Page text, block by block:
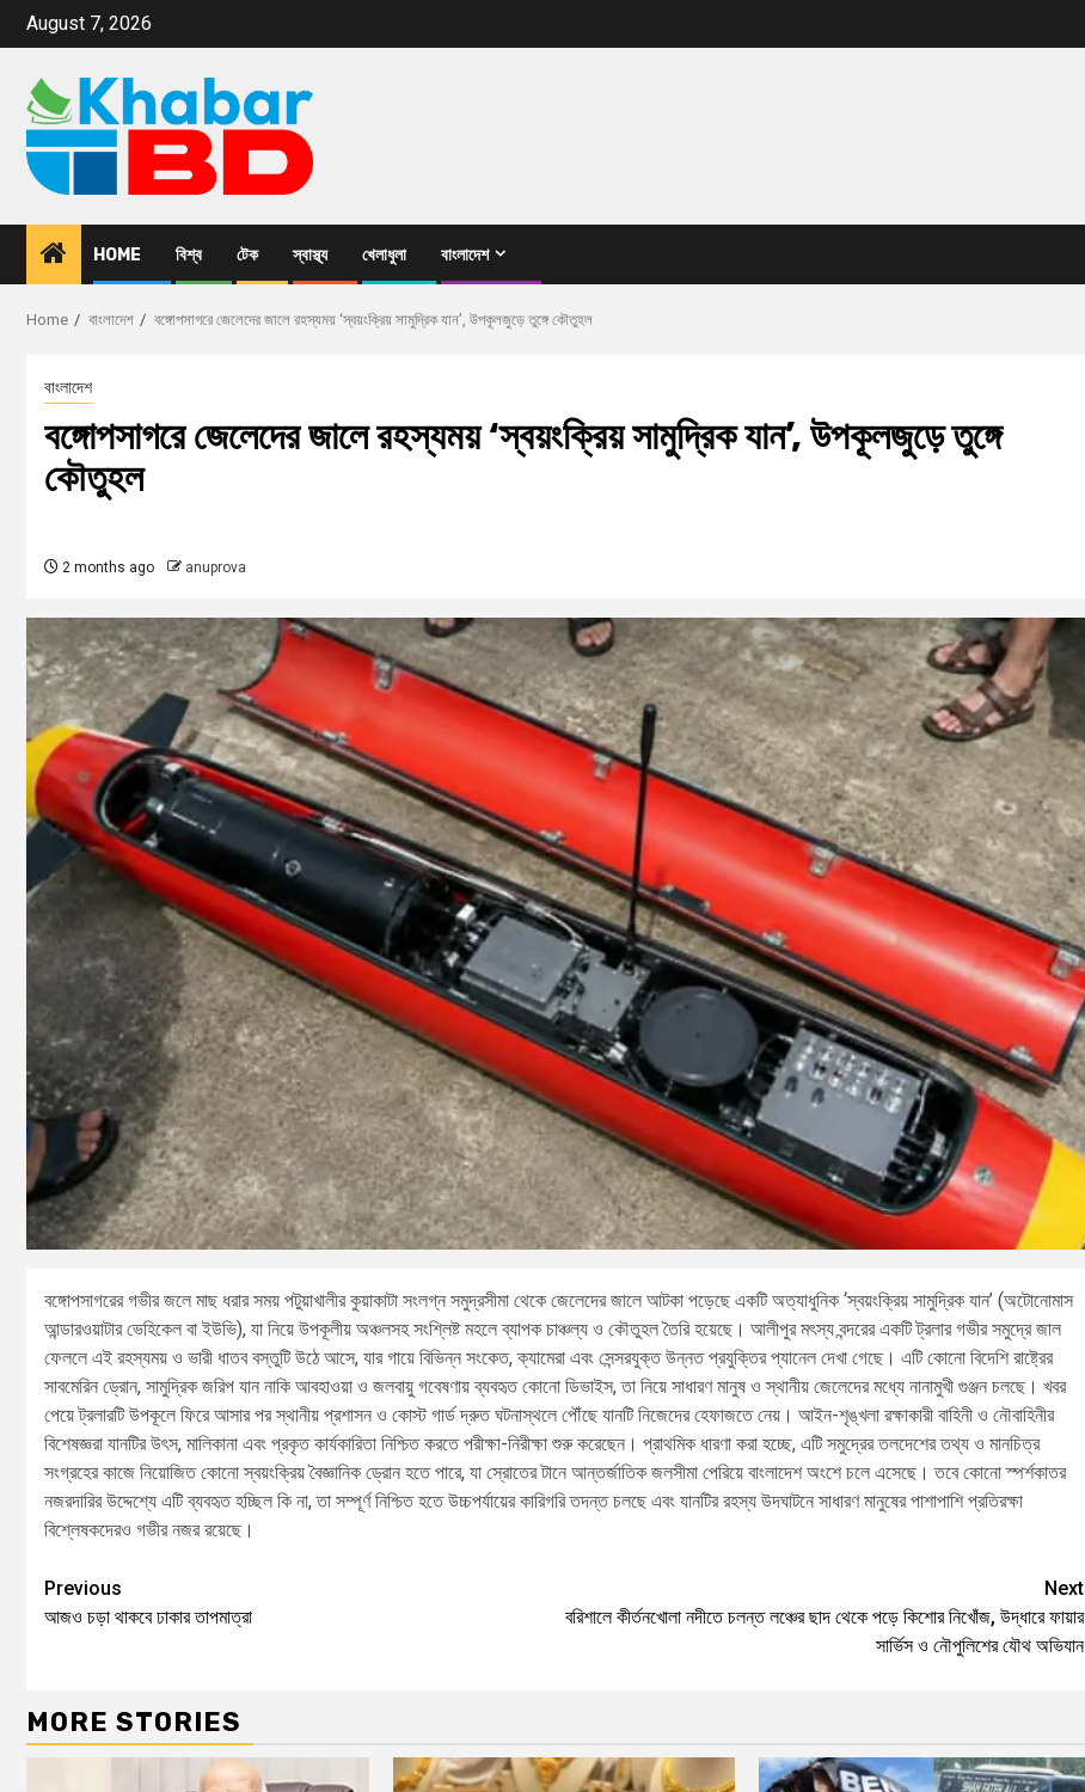
August 7, 2026
HOME বিশ্ব টেক স্বাস্থ্য খেলাধুলা বাংলাদেশ
Home বাংলাদেশ বঙ্গোপসাগরে জেলেদের জালে রহস্যময় ‘স্বয়ংক্রিয় সামুদ্রিক যান’, উপকূলজুড়ে তুঙ্গে কৌতুহল
বাংলাদেশ
বঙ্গোপসাগরে জেলেদের জালে রহস্যময় ‘স্বয়ংক্রিয় সামুদ্রিক যান’, উপকূলজুড়ে তুঙ্গে
কৌতুহল
2 months ago anuprova
বঙ্গোপসাগরের গভীর জলে মাছ ধরার সময় পটুয়াখালীর কুয়াকাটা সংলগ্ন সমুদ্রসীমা থেকে জেলেদের জালে আটকা পড়েছে একটি অত্যাধুনিক ‘স্বয়ংক্রিয় সামুদ্রিক যান’ (অটোনোমাস
আন্ডারওয়াটার ভেহিকেল বা ইউভি), যা নিয়ে উপকূলীয় অঞ্চলসহ সংশ্লিষ্ট মহলে ব্যাপক চাঞ্চল্য ও কৌতুহল তৈরি হয়েছে। আলীপুর মৎস্য বন্দরের একটি ট্রলার গভীর সমুদ্রে জাল
ফেললে এই রহস্যময় ও ভারী ধাতব বস্তুটি উঠে আসে, যার গায়ে বিভিন্ন সংকেত, ক্যামেরা এবং সেন্সরযুক্ত উন্নত প্রযুক্তির প্যানেল দেখা গেছে। এটি কোনো বিদেশি রাষ্ট্রের
সাবমেরিন ড্রোন, সামুদ্রিক জরিপ যান নাকি আবহাওয়া ও জলবায়ু গবেষণায় ব্যবহৃত কোনো ডিভাইস, তা নিয়ে সাধারণ মানুষ ও স্থানীয় জেলেদের মধ্যে নানামুখী গুঞ্জন চলছে। খবর
পেয়ে ট্রলারটি উপকূলে ফিরে আসার পর স্থানীয় প্রশাসন ও কোস্ট গার্ড দ্রুত ঘটনাস্থলে পৌঁছে যানটি নিজেদের হেফাজতে নেয়। আইন-শৃঙ্খলা রক্ষাকারী বাহিনী ও নৌবাহিনীর
বিশেষজ্ঞরা যানটির উৎস, মালিকানা এবং প্রকৃত কার্যকারিতা নিশ্চিত করতে পরীক্ষা-নিরীক্ষা শুরু করেছেন। প্রাথমিক ধারণা করা হচ্ছে, এটি সমুদ্রের তলদেশের তথ্য ও মানচিত্র
সংগ্রহের কাজে নিয়োজিত কোনো স্বয়ংক্রিয় বৈজ্ঞানিক ড্রোন হতে পারে, যা স্রোতের টানে আন্তর্জাতিক জলসীমা পেরিয়ে বাংলাদেশ অংশে চলে এসেছে। তবে কোনো স্পর্শকাতর
নজরদারির উদ্দেশ্যে এটি ব্যবহৃত হচ্ছিল কি না, তা সম্পূর্ণ নিশ্চিত হতে উচ্চপর্যায়ের কারিগরি তদন্ত চলছে এবং যানটির রহস্য উদঘাটনে সাধারণ মানুষের পাশাপাশি প্রতিরক্ষা
বিশ্লেষকদেরও গভীর নজর রয়েছে।
Previous
আজও চড়া থাকবে ঢাকার তাপমাত্রা
Next
বরিশালে কীর্তনখোলা নদীতে চলন্ত লঞ্চের ছাদ থেকে পড়ে কিশোর নিখোঁজ, উদ্ধারে ফায়ার
সার্ভিস ও নৌপুলিশের যৌথ অভিযান
MORE STORIES